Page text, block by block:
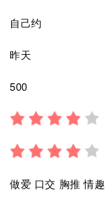
自己约
昨天
500
做爱 口交 胸推 情趣